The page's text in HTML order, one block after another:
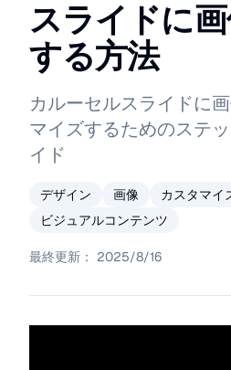
スライドに
する方法
カルーセルスライドに
マイズするためのステ
イド
デザイン 画像
カスタマイ
ビジュアルコンテンツ
最終更新： 2025/8/16